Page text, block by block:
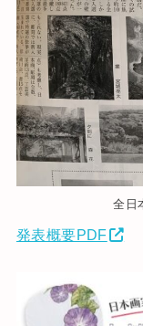
全日
発表概要PDF